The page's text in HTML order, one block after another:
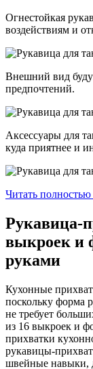
Огнестойкая
воздействиям и
Внешний вид
предпочтений.
Аксессуары для
куда приятнее и
Читать
Рукавица-
выкроек и
руками
Кухонные
поскольку форма
не требует
из 16 выкроек и
прихватки
рукавицы-
швейные навыки,